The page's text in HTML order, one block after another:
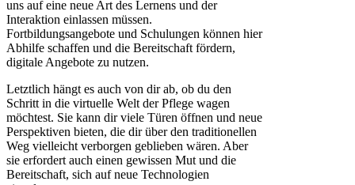
uns auf eine neue Art des Lernens und der
Interaktion einlassen müssen.
Fortbildungsangebote und Schulungen können hier
Abhilfe schaffen und die Bereitschaft fördern,
digitale Angebote zu nutzen.
Letztlich hängt es auch von dir ab, ob du den
Schritt in die virtuelle Welt der Pflege wagen
möchtest. Sie kann dir viele Türen öffnen und neue
Perspektiven bieten, die dir über den traditionellen
Weg vielleicht verborgen geblieben wären. Aber
sie erfordert auch einen gewissen Mut und die
Bereitschaft, sich auf neue Technologien